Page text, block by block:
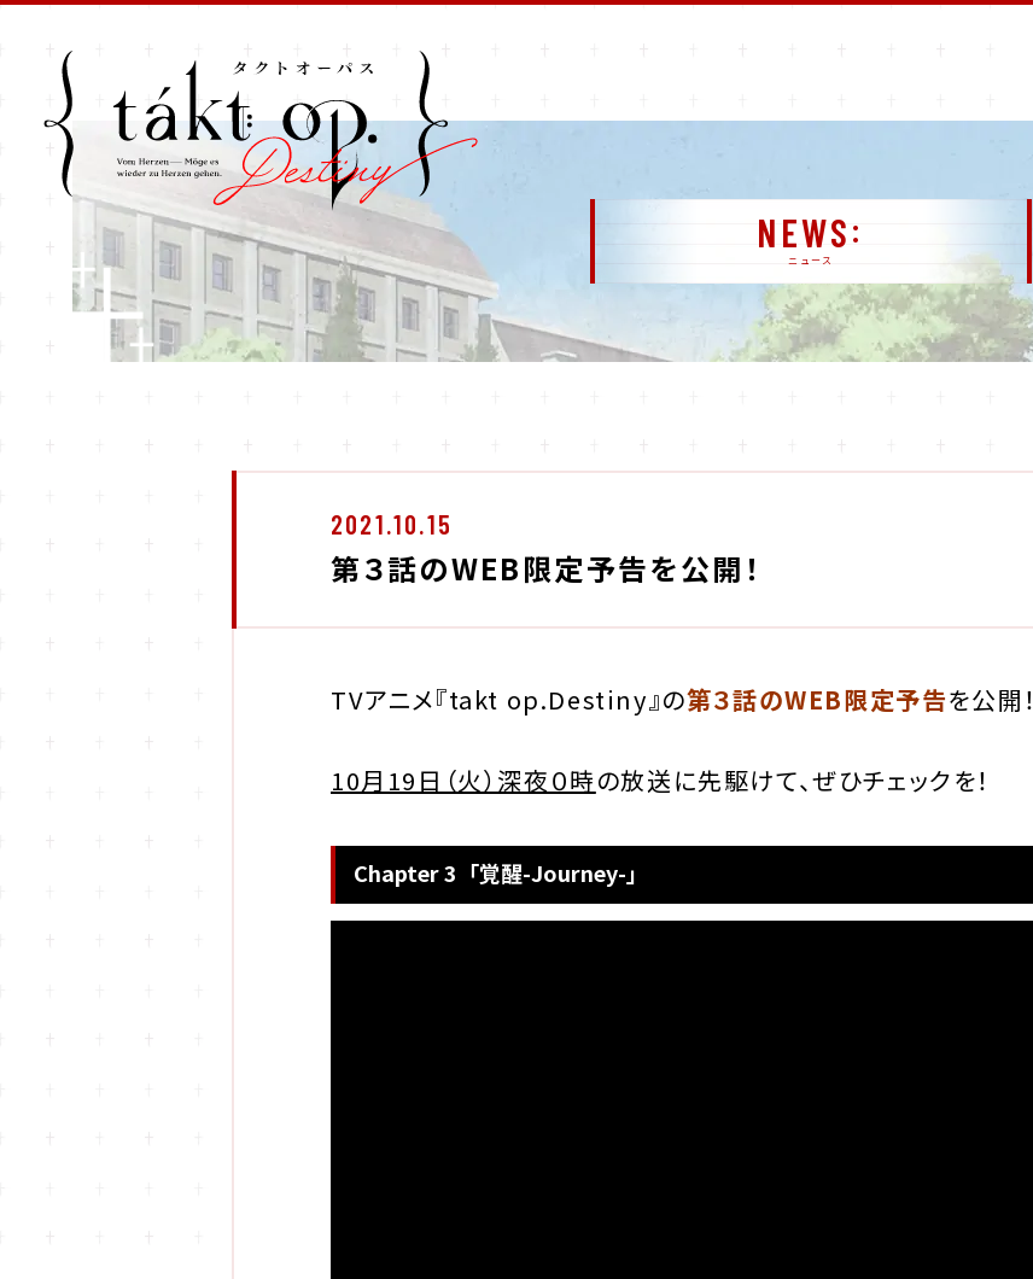
NEWS
ニュース
2021.10.15
第３話のWEB限定予告を公開！
TVアニメ『takt op.Destiny』の第３話のWEB限定予告を公開！
10月19日（火）深夜０時の放送に先駆けて、ぜひチェックを！
Chapter 3「覚醒-Journey-」